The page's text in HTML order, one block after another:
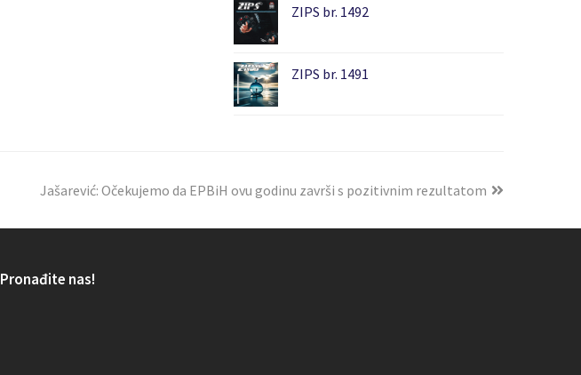
ZIPS br. 1492
ZIPS br. 1491
Jašarević: Očekujemo da EPBiH ovu godinu završi s pozitivnim rezultatom
Pronađite nas!